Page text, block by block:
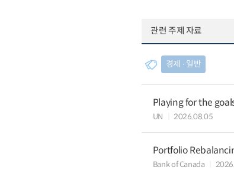
관련 주제 자료
경제 ∙ 일반
Playing for the
UN 2026.08.05
Portfolio
Bank of Canada